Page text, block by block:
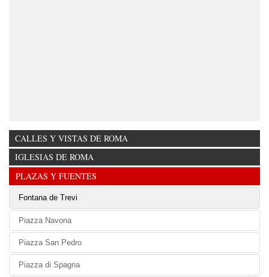
CALLES Y VISTAS DE ROMA
IGLESIAS DE ROMA
PLAZAS Y FUENTES
Fontana de Trevi
Piazza Navona
Piazza San Pedro
Piazza di Spagna